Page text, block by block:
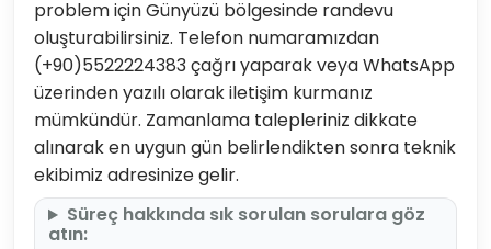
problem için Günyüzü bölgesinde randevu
oluşturabilirsiniz. Telefon numaramızdan
(+90)5522224383 çağrı yaparak veya WhatsApp
üzerinden yazılı olarak iletişim kurmanız
mümkündür. Zamanlama talepleriniz dikkate
alınarak en uygun gün belirlendikten sonra teknik
ekibimiz adresinize gelir.
Süreç hakkında sık sorulan sorulara göz
atın: